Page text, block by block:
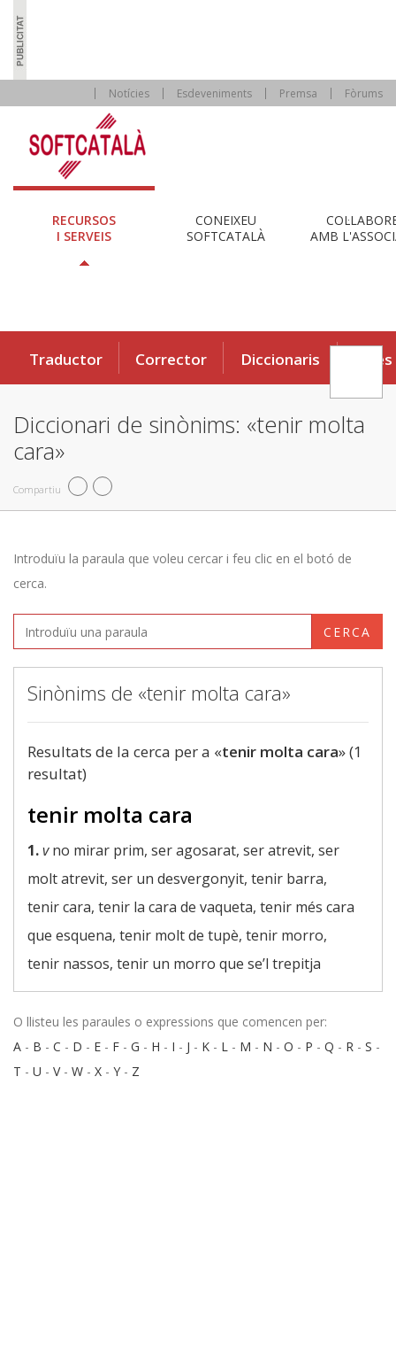
Notícies Esdeveniments Premsa Fòrums
RECURSOS
I SERVEIS
CONEIXEU
SOFTCATALÀ
AMB
Traductor Corrector Diccionaris Eines
Diccionari de sinònims: «tenir molta
cara»
Compartiu
Introduïu la paraula que voleu cercar i feu clic en el botó de
cerca.
CERCA
Sinònims de «tenir molta cara»
Resultats de la cerca per a «tenir molta cara» (1
resultat)
tenir molta cara
1.vno mirar prim, ser agosarat, ser atrevit, ser
molt atrevit, ser un desvergonyit, tenir barra,
tenir cara, tenir la cara de vaqueta, tenir més cara
que esquena, tenir molt de tupè, tenir morro,
tenir nassos, tenir un morro que se’l trepitja
O llisteu les paraules o expressions que comencen per:
A - B - C - D - E - F - G - H - I - J - K - L - M - N - O - P - Q - R - S -
T - U - V- W - X - Y - Z